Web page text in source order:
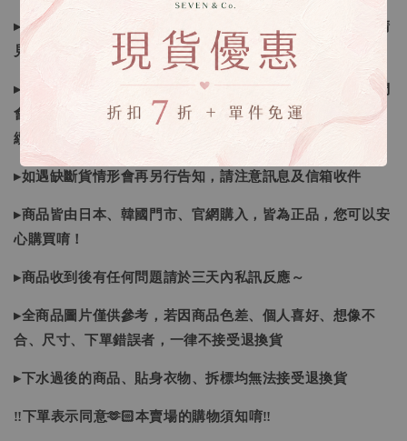
▸所有商品皆以日本、韓國售完為止，如下單後遇缺貨情形請
見諒
▸因日本商品貨況和價格是浮動的，若遇到缺貨或者調價我們
會視情況等待下單，若您想要知道即時貨況還請主動聯繫後
續喔
▸如遇缺斷貨情形會再另行告知，請注意訊息及信箱收件
▸商品皆由日本、韓國門市、官網購入，皆為正品，您可以安
心購買唷！
▸商品收到後有任何問題請於三天內私訊反應～
▸全商品圖片僅供參考，若因商品色差、個人喜好、想像不
合、尺寸、下單錯誤者，一律不接受退換貨
▸下水過後的商品、貼身衣物、拆標均無法接受退換貨
‼下單表示同意🫶🏻本賣場的購物須知唷‼